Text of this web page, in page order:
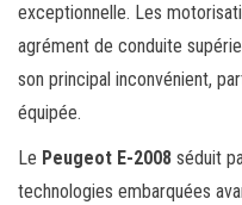
exceptionnelle. Les
agrément de conduite
son principal inconvénient,
équipée.
Le Peugeot E-2008 séduit
technologies embarquées